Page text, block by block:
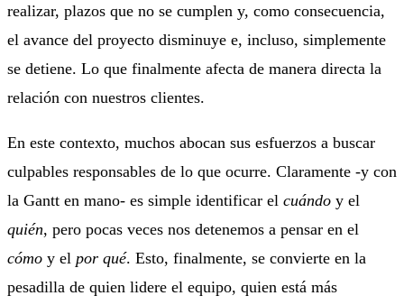
realizar, plazos que no se cumplen y, como consecuencia,
el avance del proyecto disminuye e, incluso, simplemente
se detiene. Lo que finalmente afecta de manera directa la
relación con nuestros clientes.
En este contexto, muchos abocan sus esfuerzos a buscar
culpables responsables de lo que ocurre. Claramente -y con
la Gantt en mano- es simple identificar el cuándo y el
quién, pero pocas veces nos detenemos a pensar en el
cómo y el por qué. Esto, finalmente, se convierte en la
pesadilla de quien lidere el equipo, quien está más